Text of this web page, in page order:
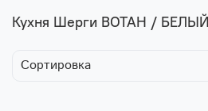
Кухня Шерги ВОТАН /